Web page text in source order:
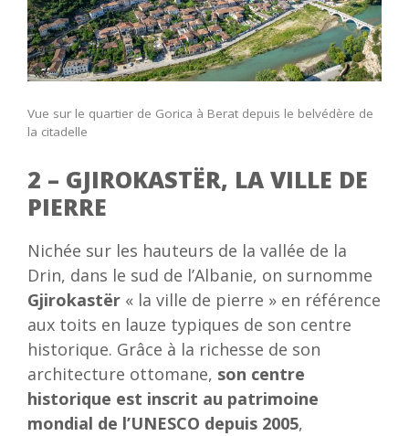
Vue sur le quartier de Gorica à Berat depuis le belvédère de
la citadelle
2 – GJIROKASTËR, LA VILLE DE
PIERRE
Nichée sur les hauteurs de la vallée de la
Drin, dans le sud de l’Albanie, on surnomme
Gjirokastër « la ville de pierre » en référence
aux toits en lauze typiques de son centre
historique. Grâce à la richesse de son
architecture ottomane, son centre
historique est inscrit au patrimoine
mondial de l’UNESCO depuis 2005,